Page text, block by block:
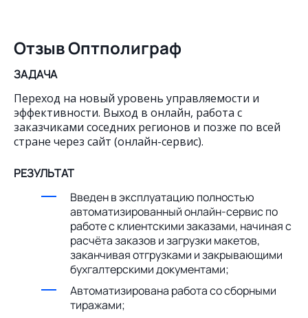
Отзыв Оптполиграф
ЗАДАЧА
Переход на новый уровень управляемости и
эффективности. Выход в онлайн, работа с
заказчиками соседних регионов и позже по всей
стране через сайт (онлайн-сервис).
РЕЗУЛЬТАТ
Введен в эксплуатацию полностью
автоматизированный онлайн-сервис по
работе с клиентскими заказами, начиная с
расчёта заказов и загрузки макетов,
заканчивая отгрузками и закрывающими
бухгалтерскими документами;
Автоматизирована работа со сборными
тиражами;